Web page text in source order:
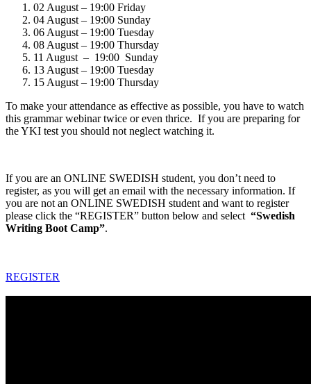
02 August – 19:00 Friday
04 August – 19:00 Sunday
06 August – 19:00 Tuesday
08 August – 19:00 Thursday
11 August – 19:00 Sunday
13 August – 19:00 Tuesday
15 August – 19:00 Thursday
To make your attendance as effective as possible, you have to watch
this grammar webinar twice or even thrice. If you are preparing for
the YKI test you should not neglect watching it.
If you are an ONLINE SWEDISH student, you don’t need to
register, as you will get an email with the necessary information. If
you are not an ONLINE SWEDISH student and want to register
please click the “REGISTER” button below and select “Swedish
Writing Boot Camp”.
REGISTER